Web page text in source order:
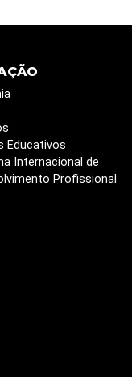
Educativos
Internacional de
Profissional